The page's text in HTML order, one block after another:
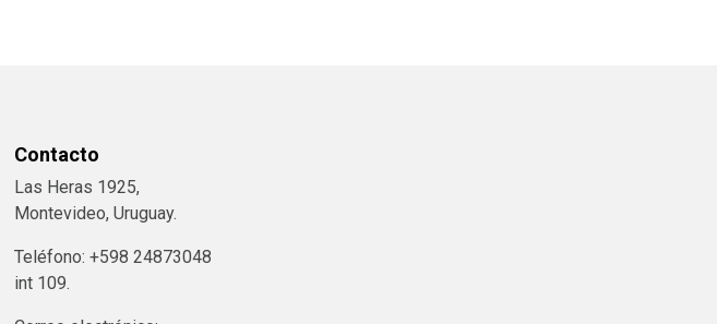
Contacto
Las Heras 1925,
Montevideo, Uruguay.
Teléfono: +598 24873048
int 109.